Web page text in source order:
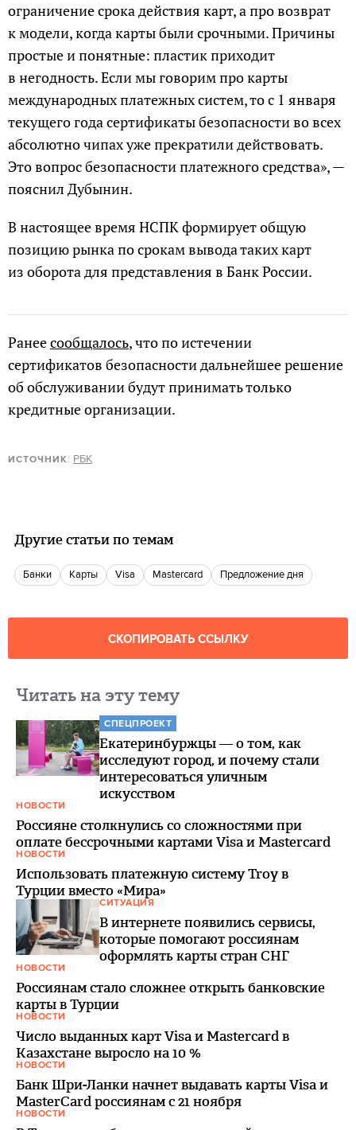
ограничение срока действия карт, а про возврат
к модели, когда карты были срочными. Причины
простые и понятные: пластик приходит
в негодность. Если мы говорим про карты
международных платежных систем, то с 1 января
текущего года сертификаты безопасности во всех
абсолютно чипах уже прекратили действовать.
Это вопрос безопасности платежного средства», —
пояснил Дубынин.
В настоящее время НСПК формирует общую
позицию рынка по срокам вывода таких карт
из оборота для представления в Банк России.
Ранеесообщалось, что по истечении
сертификатов безопасности дальнейшее решение
об обслуживании будут принимать только
кредитные организации.
ИСТОЧНИК: РБК
Другие статьи по темам
банки Карты Visa Mastercard Предложение дня
СКОПИРОВАТЬ ССЫЛКУ
Читать на эту тему
СПЕЦПРОЕКТ
Екатеринбуржцы — о том, как
исследуют город, и почему стали
интересоваться уличным
искусством
НОВОСТИ
Россияне столкнулись со сложностями при
оплате бессрочными картами Visa и Mastercard
НОВОСТИ
Использовать платежную систему Troy в
Турции вместо «Мира»
СИТУАЦИЯ
В интернете появились сервисы,
которые помогают россиянам
оформлять карты стран СНГ
НОВОСТИ
Россиянам стало сложнее открыть банковские
карты в Турции
НОВОСТИ
Число выданных карт Visa и Mastercard в
Казахстане выросло на 10 %
НОВОСТИ
Банк Шри-Ланки начнет выдавать карты Visa и
MasterCard россиянам с 21 ноября
НОВОСТИ